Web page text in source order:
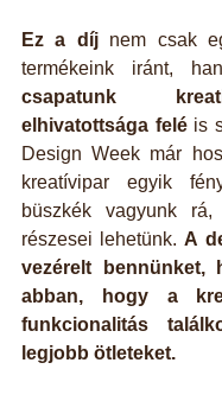
Ez a díj nem csak
termékeink iránt,
csapatunk
elhivatottsága felé is
Design Week már
kreatívipar egyik
büszkék vagyunk
részesei lehetünk. A
vezérelt bennünket,
abban, hogy a
funkcionalitás
legjobb ötleteket.